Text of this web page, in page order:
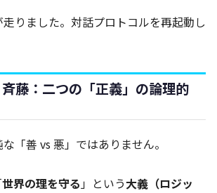
りました。対話プロトコルを再起動し
藤：二つの「正義」の論理的
「善 vs 悪」ではありません。
世界の理を守る」という大義（ロジッ